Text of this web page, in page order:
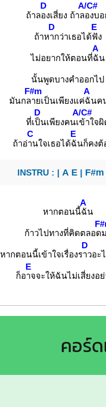
ถ้าล
D
องเสี่ยง ถ้าล
A/C#
องบอ
ถ้าห
D
ากว่าเธอได้
E
ฟัง
ไม่อยากให้ตอนที่
A
ฉัน
นั้นพูดบางคำออกไป
มันกล
F#m
ายเป็นเพียงแค่
A
ฉันค
ที่เ
D
ป็นเพียงคนเ
A/C#
ข้าใจผิ
ถ้าอ่
C
านใจเธอได้
E
ฉันก็คงต้
INSTRU : | A E | F#m
หากตอนนี้
A
ฉัน
ก้าวไปทางที่คิดตลอด
หากตอนนี้เข้าใจเรื่องร
D
าวอะ
ก็อ
E
าจจะให้ฉันไม่เสี่ยงอย่
คอร์